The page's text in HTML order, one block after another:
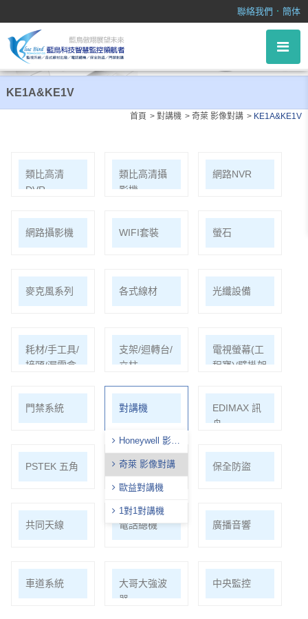
聯絡我們 ． 簡体
KE1A&KE1V
首頁 對講機 奇萊 影像對講 KE1A&KE1V
類比高清
DVR
類比高清攝
影機
網路NVR
網路攝影機 WIFI套裝 螢石
麥克風系列 各式線材 光纖設備
耗材/手工具/
接頭/漏電盒
支架/迴轉台/
立柱
電視螢幕(工
程寶)/壁掛架
門禁系統 對講機
Honeywell 影像
對講
奇萊 影像對講
歐益對講機
1對1對講機
EDIMAX 訊
舟
PSTEK 五角 ATEN 保全防盜
共同天線 電話總機 廣播音響
車道系統
大哥大強波
器
中央監控